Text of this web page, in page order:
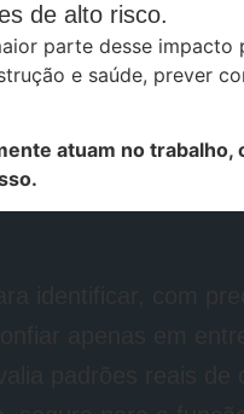
de alto risco.
parte desse impacto
e saúde, prever
atuam no trabalho,